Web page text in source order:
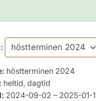
höstterminen 2024
heltid, dagtid
2024-09-02 – 2025-01-